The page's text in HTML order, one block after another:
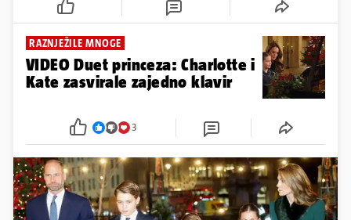
RAZNJEŽILE MNOGE
VIDEO Duet princeza: Charlotte i
Kate zasvirale zajedno klavir
3